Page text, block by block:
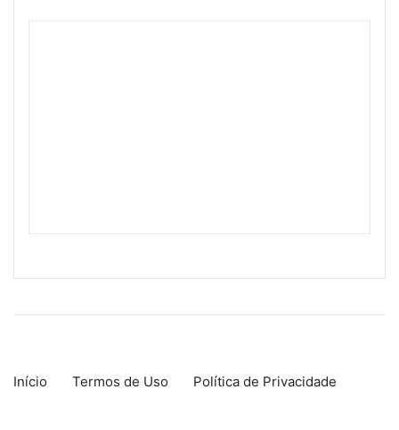
Início Termos de Uso Política de Privacidade